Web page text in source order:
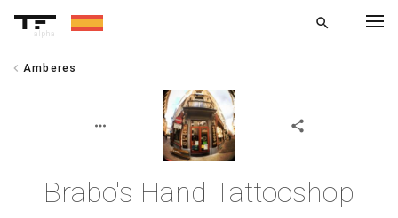
alpha
search
chevron_left Amberes
more_horiz share
Brabo's Hand Tattooshop